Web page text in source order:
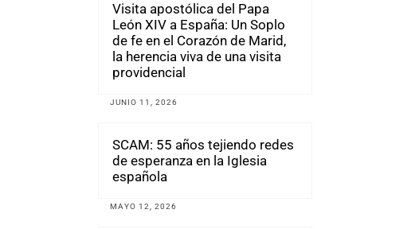
Visita apostólica del Papa
León XIV a España: Un Soplo
de fe en el Corazón de Marid,
la herencia viva de una visita
providencial
JUNIO 11, 2026
SCAM: 55 años tejiendo redes
de esperanza en la Iglesia
española
MAYO 12, 2026